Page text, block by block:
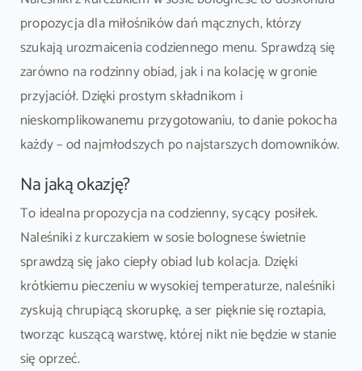
propozycja dla miłośników dań mącznych, którzy
szukają urozmaicenia codziennego menu. Sprawdzą się
zarówno na rodzinny obiad, jak i na kolację w gronie
przyjaciół. Dzięki prostym składnikom i
nieskomplikowanemu przygotowaniu, to danie pokocha
każdy – od najmłodszych po najstarszych domowników.
Na jaką okazję?
To idealna propozycja na codzienny, sycący posiłek.
Naleśniki z kurczakiem w sosie bolognese świetnie
sprawdzą się jako ciepły obiad lub kolacja. Dzięki
krótkiemu pieczeniu w wysokiej temperaturze, naleśniki
zyskują chrupiącą skorupkę, a ser pięknie się roztapia,
tworząc kuszącą warstwę, której nikt nie będzie w stanie
się oprzeć.